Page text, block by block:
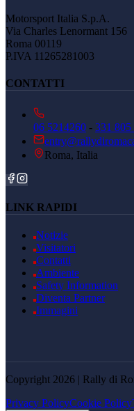
Motorsport Italia S.p.A.
Via Charles Lenormant 156
Roma 00119
P.IVA 11265281003
CONTATTI
06 5214260 - 331 805
Roma, Italia
LINK RAPIDI
Notizie
Visitatori
Contatti
Ambiente
Safety Information
Diventa Partner
Immagini
Copyright 2026 | Rally di
Privacy PolicyCookie Policy